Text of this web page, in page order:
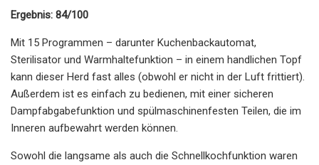
Ergebnis: 84/100
Mit 15 Programmen – darunter Kuchenbackautomat,
Sterilisator und Warmhaltefunktion – in einem handlichen Topf
kann dieser Herd fast alles (obwohl er nicht in der Luft frittiert).
Außerdem ist es einfach zu bedienen, mit einer sicheren
Dampfabgabefunktion und spülmaschinenfesten Teilen, die im
Inneren aufbewahrt werden können.
Sowohl die langsame als auch die Schnellkochfunktion waren